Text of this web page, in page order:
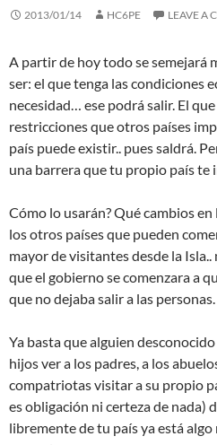
2013/01/14 HC6PE LEAVE A
A partir de hoy todo se semejará
ser: el que tenga las condiciones
necesidad… ese podrá salir. El
restricciones que otros países
país puede existir.. pues saldrá.
una barrera que tu propio país te
Cómo lo usarán? Qué cambios
los otros países que pueden
mayor de visitantes desde la Isla..
que el gobierno se comenzara a
que no dejaba salir a las personas.
Ya basta que alguien
hijos ver a los padres, a los
compatriotas visitar a su propio
es obligación ni certeza de nada)
libremente de tu país ya está algo